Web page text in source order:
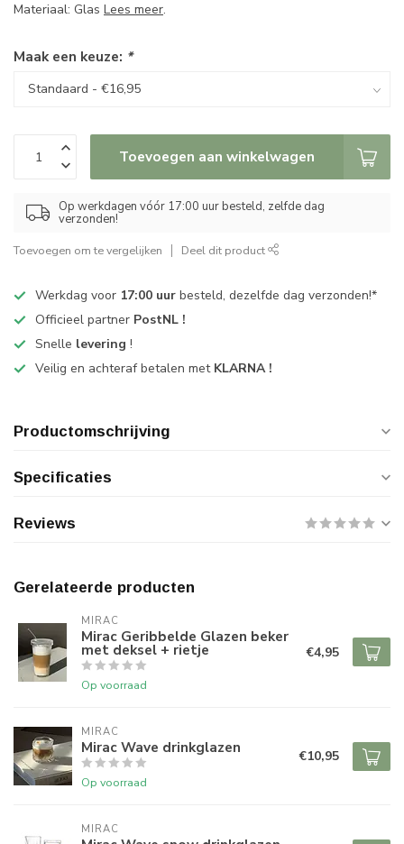
Materiaal: Glas Lees meer.
Maak een keuze: *
Toevoegen aan winkelwagen
Op werkdagen vóór 17:00 uur besteld, zelfde dag
verzonden!
Toevoegen om te vergelijken Deel dit product
Werkdag voor 17:00 uur besteld, dezelfde dag verzonden!*
Officieel partner PostNL !
Snelle levering !
Veilig en achteraf betalen met KLARNA !
Productomschrijving
Specificaties
Reviews
Gerelateerde producten
MIRAC
Mirac Geribbelde Glazen beker
met deksel + rietje
Op voorraad
€4,95
MIRAC
Mirac Wave drinkglazen
Op voorraad
€10,95
MIRAC